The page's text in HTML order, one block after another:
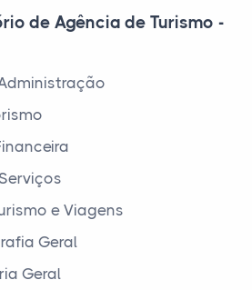
de Agência de Turismo -
e Viagens
Geral
Geral